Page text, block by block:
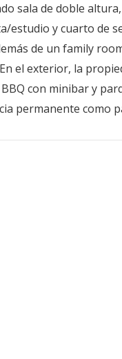
sala de doble
estudio y cuarto de
de un family
el exterior, la
con minibar y
permanente como